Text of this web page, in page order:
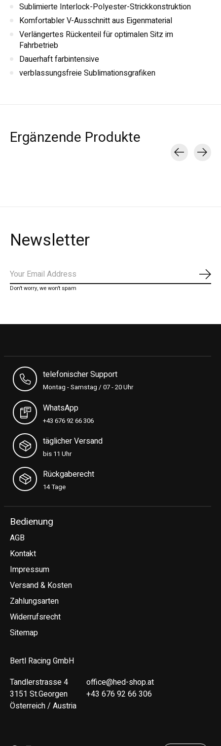
Sublimierte Interlock-Polyester-Strickkonstruktion
Komfortabler V-Ausschnitt aus Eigenmaterial
Verlängertes Rückenteil für optimalen Sitz im
Fahrbetrieb
Dauerhaft farbintensive
verblassungsfreie Sublimationsgrafiken
Ergänzende Produkte
Newsletter
Don’t worry, we won’t spam
telefonischer Support
Montag - Samstag / 07 - 20 Uhr
WhatsApp
+43 676 92 66 306
täglicher Versand
bis 11 Uhr
Rückgaberecht
14 Tage
Bedienung
AGB
Kontakt
Impressum
Versand & Kosten
Zahlungsarten
Widerrufsrecht
Sitemap
Bertl Racing GmbH
Tandlerstrasse 4
3151 St.Georgen
Österreich / Austria
office@hed-shop.at
+43 676 92 66 306